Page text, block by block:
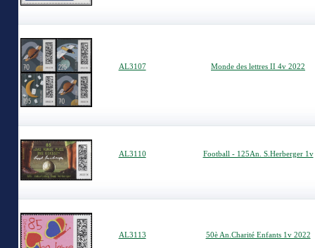
AL3107 Monde des lettres II 4v 2022
AL3110 Football - 125An. S.Herberger 1v
AL3113 50è An.Charité Enfants 1v 2022